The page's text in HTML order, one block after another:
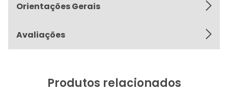
Orientações Gerais
Avaliações
Produtos relacionados